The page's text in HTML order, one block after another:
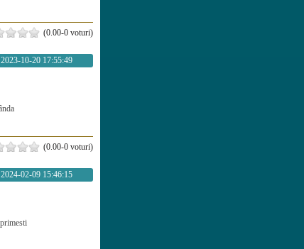
(0.00-0 voturi)
2023-10-20 17:55:49
(0.00-0 voturi)
2024-02-09 15:46:15
primesti